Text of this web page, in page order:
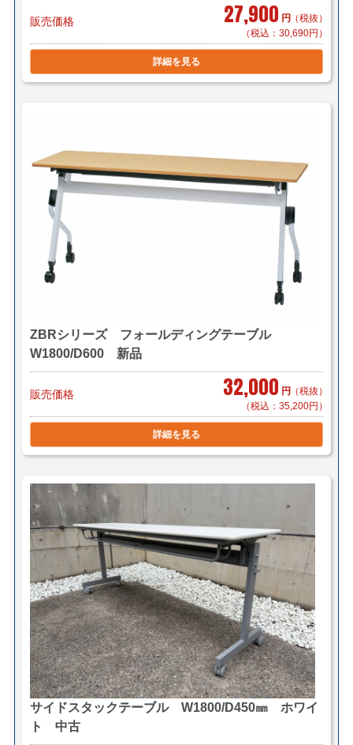
2,000円～/1件（税別）でお届け致します。
＊対応可能地域「東京23区内」「横浜・川崎」「千葉県
一部(東京より千葉市まで」
＊物量、商品によってお見積り致します。
【小口送り付け便】＊軒先渡し（要お客様搬入・組立）
2,000円～/1台（税別）でお届け致します。
＊お届け地域によってお見積り致します。
＜送料例＞
■横浜市内 1台 ￥1,000～（自社便・軒先渡し）
1台 ￥2,000～（自社便・搬入+組立作業付き/EV有り）
■東京23区 1台 ￥2,000（メーカー直送・軒先渡し）
1台 ￥4,200（メーカー直送・搬入+組
3台 ￥5,500（自社便・軒先渡し）
＊階段作業・経路養生は別途見積もり致します。
法で送料を算出させて頂きます。
＊店頭引き渡し可能です。（要取り寄せ・来店予約）
販売価格 27,900 円 （税抜）
（税込：30,690円）
詳細を見る
ZBRシリーズ フォールディングテーブル
W1800/D600 新品
販売価格 32,000 円 （税抜）
（税込：35,200円）
詳細を見る
サイドスタックテーブル W1800/D450㎜ ホワイ
ト 中古